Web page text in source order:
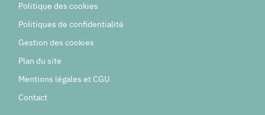
Politique des cookies
Politiques de confidentialité
Gestion des cookies
Plan du site
Mentions légales et CGU
Contact